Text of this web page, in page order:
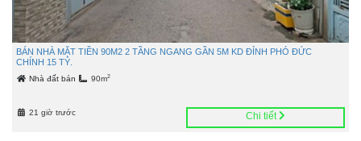
BÁN NHÀ MẶT TIỀN 90M2 2 TẦNG NGANG GẦN 5M KD ĐỈNH PHÓ ĐỨC
CHÍNH 15 TỶ.
Nhà đất bán 90m2
21 giờ trước Chi tiết